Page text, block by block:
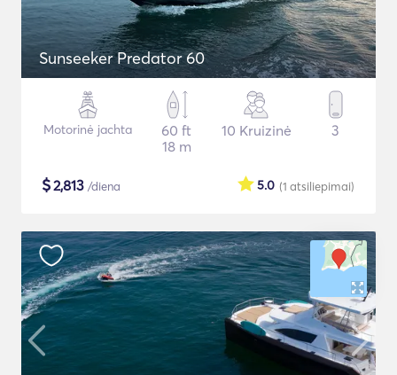
Sunseeker Predator 60
Motorinė jachta
60 ft
18 m
10 Kruizinė 3
$2,813 /diena (1 atsiliepimai)
5.0